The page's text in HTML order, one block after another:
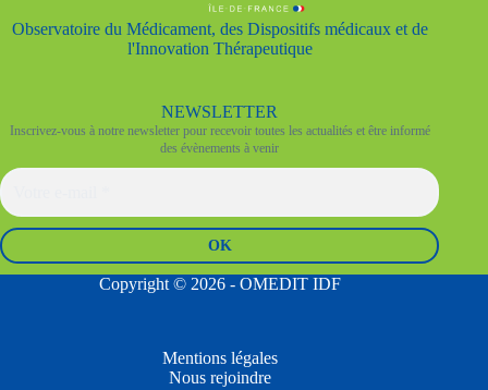
Observatoire du Médicament, des Dispositifs médicaux et de
l'Innovation Thérapeutique
NEWSLETTER
Inscrivez-vous à notre newsletter pour recevoir toutes les actualités et être informé
des évènements à venir
Copyright © 2026 - OMEDIT IDF
Mentions légales
Nous rejoindre